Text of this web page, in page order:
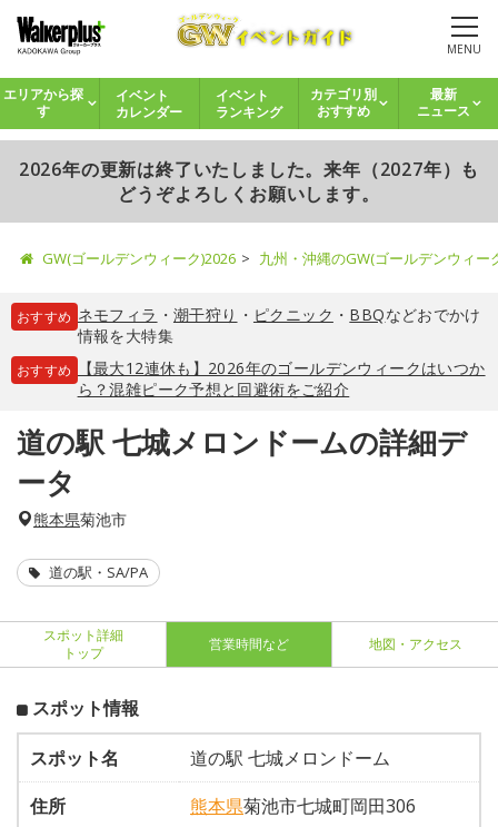
MENU
エリアから探
す
イベント
カレンダー
イベント
ランキング
カテゴリ別
おすすめ
最新
ニュース
2026年の更新は終了いたしました。来年（2027年）も
どうぞよろしくお願いします。
GW(ゴールデンウィーク)2026 九州・沖縄のGW(ゴールデンウィ
おすすめ ネモフィラ ・ 潮干狩り ・ ピクニック ・ BBQなどおでかけ
情報を大特集
おすすめ
【最大12連休も】2026年のゴールデンウィークはいつか
ら？混雑ピーク予想と回避術をご紹介
道の駅 七城メロンドームの詳細デ
ータ
熊本県菊池市
道の駅・SA/PA
スポット詳細
トップ
営業時間など 地図・アクセス
スポット情報
スポット名
道の駅 七城メロンドーム
住所
熊本県菊池市七城町岡田306